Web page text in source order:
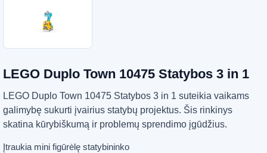
LEGO Duplo Town 10475 Statybos 3 in 1
LEGO Duplo Town 10475 Statybos 3 in 1 suteikia vaikams
galimybę sukurti įvairius statybų projektus. Šis rinkinys
skatina kūrybiškumą ir problemų sprendimo įgūdžius.
Įtraukia mini figūrėlę statybininko